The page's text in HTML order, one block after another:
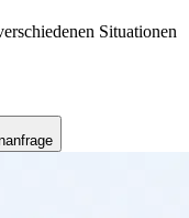
Situationen